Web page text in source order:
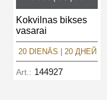
Kokvilnas bikses
vasarai
20 DIENĀS | 20 ДНЕЙ
Art.: 144927